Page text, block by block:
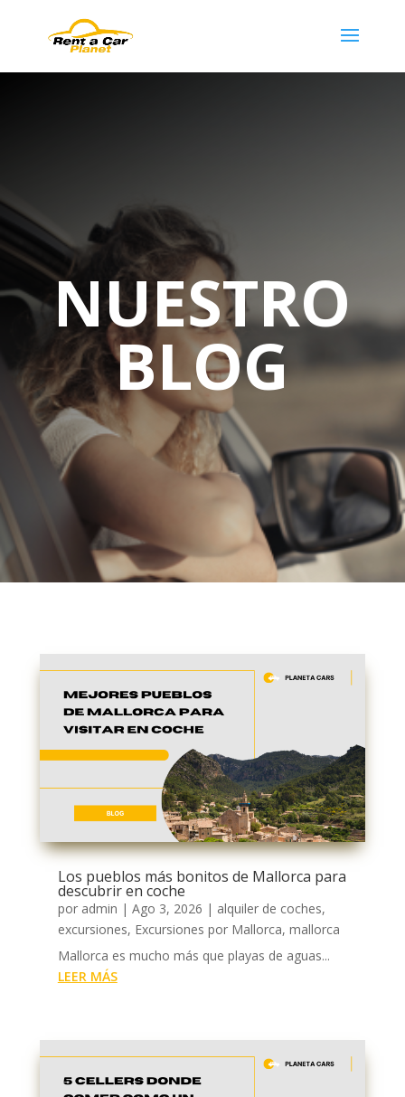
NUESTRO
BLOG
Los pueblos más bonitos de Mallorca para
descubrir en coche
por admin | Ago 3, 2026 | alquiler de coches,
excursiones, Excursiones por Mallorca, mallorca
Mallorca es mucho más que playas de aguas...
LEER MÁS